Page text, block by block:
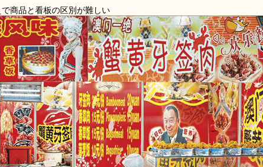
商品と看板の区別が難しい